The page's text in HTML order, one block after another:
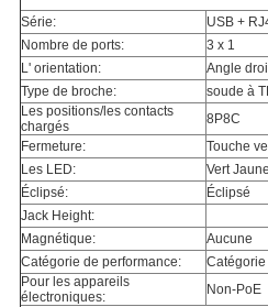
Série:
USB +
Nombre de ports:
3 x 1
L' orientation:
Angle
Type de broche:
soude à
Les positions/les contacts
chargés
8P8C
Fermeture:
Touche
Les LED:
Vert Jaune
Éclipsé:
Éclipsé
Jack Height:
Magnétique:
Aucune
Catégorie de performance:
Catégorie
Pour les appareils
électroniques:
Non-PoE